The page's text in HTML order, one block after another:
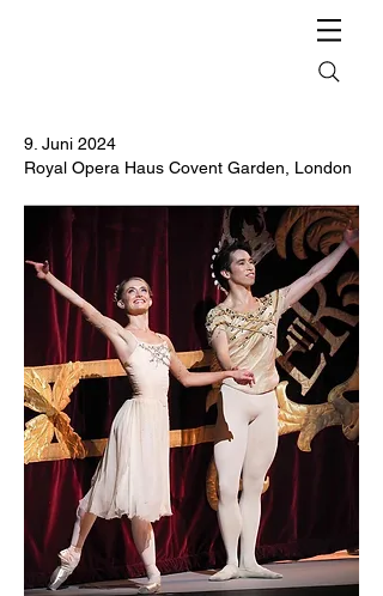
9. Juni 2024
Royal Opera Haus Covent Garden, London